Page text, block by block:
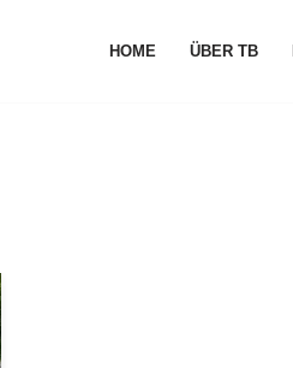
HOME ÜBER TB